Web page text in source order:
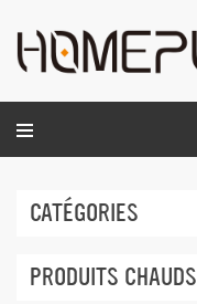
CATÉGORIES
PRODUITS CHAUDS